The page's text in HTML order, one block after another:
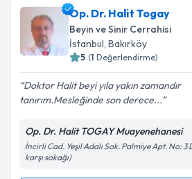
takvim hazırlandığında e-posta
E-posta Adresiniz
Kişisel verilerimin
kapsamda işlenmesini kabul
Op. Dr. Halit Togay
Beyin ve Sinir Cerrahisi
İstanbul, Bakırköy
5 (1 Değerlendirme)
Doktor Halit beyi yıla yakın zamandır
tanırım.Mesleğinde son derece...
Op. Dr. Halit TOGAY Muayenehanesi
İncirli Cad. Yeşil Adalı Sok. Palmiye Apt. No:
karşı sokağı)